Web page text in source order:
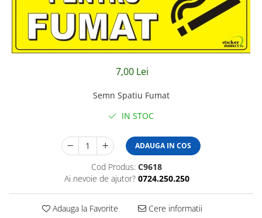
Stickere automate cafea
Placute PVC
7,00 Lei
Semn Spatiu Fumat
IN STOC
ADAUGA IN COS
Cod Produs: C9618
Ai nevoie de ajutor? 0724.250.250
Adauga la Favorite Cere informatii